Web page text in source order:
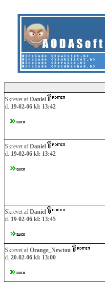
Skrevet af Daniel
d. 19-02-06 kl: 13:42
Skrevet af Daniel
d. 19-02-06 kl: 13:42
Skrevet af Daniel
d. 19-02-06 kl: 13:45
Skrevet af Orange_Newton
d. 20-02-06 kl: 13:00